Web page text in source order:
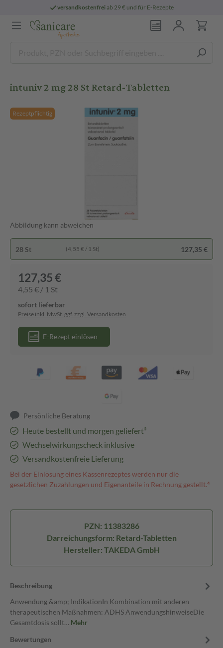
versandkostenfreiab 29 € und für E-Rezepte
intuniv 2 mg 28 St Retard-Tabletten
Rezeptpflichtig
Abbildung kann abweichen
28 St (4,55 € / 1 St) 127,35 €
127,35 €
4,55 € / 1 St
sofort lieferbar
Preise inkl. MwSt. ggf. zzgl. Versandkosten
E-Rezept einlösen
Persönliche Beratung
Heute bestellt und morgen geliefert³
Wechselwirkungscheck inklusive
Versandkostenfreie Lieferung
Bei der Einlösung eines Kassenrezeptes werden nur die
gesetzlichen Zuzahlungen und Eigenanteile in Rechnung gestellt.⁴
PZN: 11383286
Darreichungsform: Retard-Tabletten
Hersteller: TAKEDA GmbH
Beschreibung
Anwendung &amp; IndikationIn Kombination mit anderen
therapeutischen Maßnahmen: ADHS AnwendungshinweiseDie
Gesamtdosis sollt… Mehr
Bewertungen